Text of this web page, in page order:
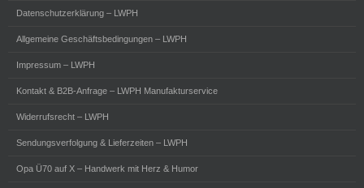
Datenschutzerklärung – LWPH
Allgemeine Geschäftsbedingungen – LWPH
Impressum – LWPH
Kontakt & B2B-Anfrage – LWPH Manufakturservice
Widerrufsrecht – LWPH
Sendungsverfolgung & Lieferzeiten – LWPH
Opa Ü70 auf X – Handwerk mit Herz & Humor